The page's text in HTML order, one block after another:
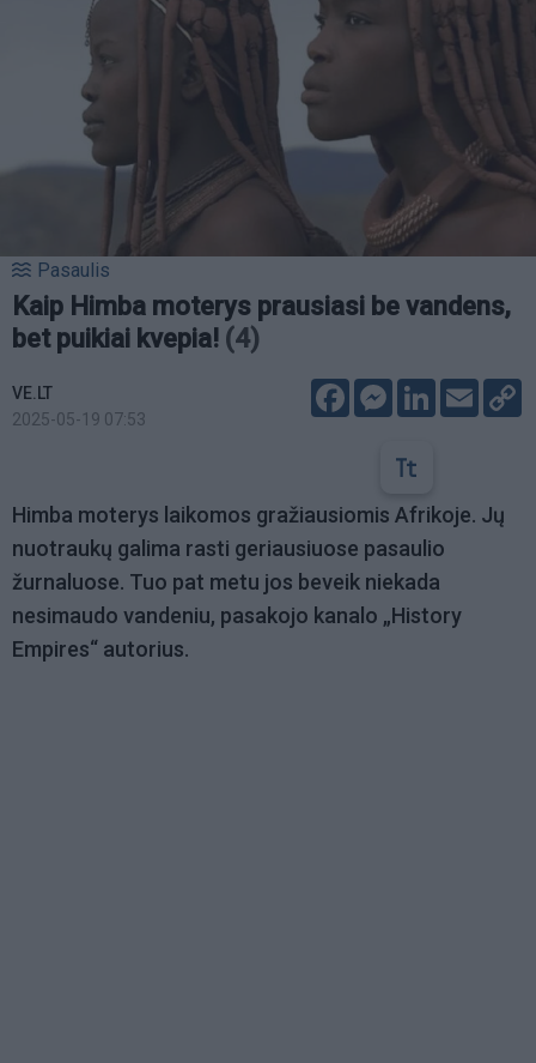
Pasaulis
Kaip Himba moterys prausiasi be vandens,
bet puikiai kvepia! (4)
VE.LT
2025-05-19 07:53
FacebookMessenger
LinkedIn
Email
Himba moterys laikomos gražiausiomis Afrikoje. Jų
nuotraukų galima rasti geriausiuose pasaulio
žurnaluose. Tuo pat metu jos beveik niekada
nesimaudo vandeniu, pasakojo kanalo „History
Empires“ autorius.